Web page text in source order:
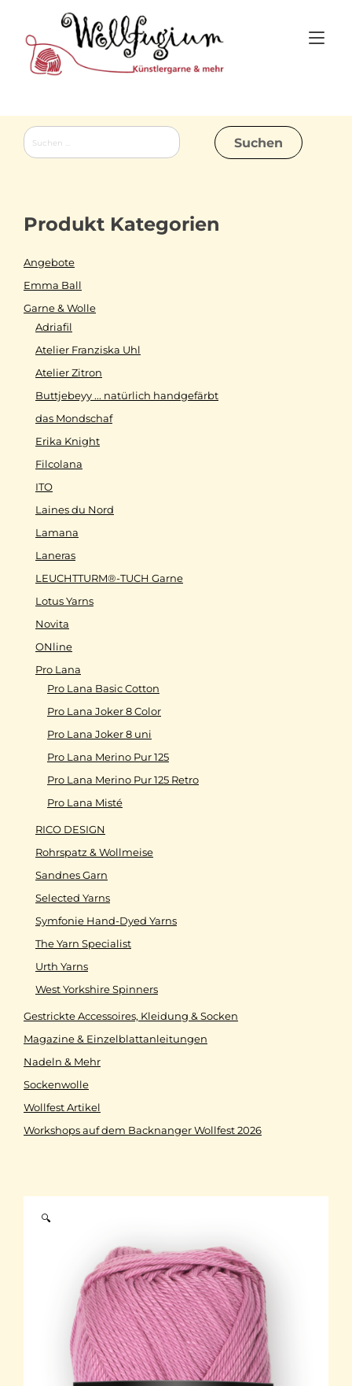
content
🔍
Suchen
nach:
Produkt Kategorien
Angebote
Emma Ball
Garne & Wolle
Adriafil
Atelier Franziska Uhl
Atelier Zitron
Buttjebeyy ... natürlich handgefärbt
das Mondschaf
Erika Knight
Filcolana
ITO
Laines du Nord
Lamana
Laneras
LEUCHTTURM®-TUCH Garne
Lotus Yarns
Novita
ONline
Pro Lana
Pro Lana Basic Cotton
Pro Lana Joker 8 Color
Pro Lana Joker 8 uni
Pro Lana Merino Pur 125
Pro Lana Merino Pur 125 Retro
Pro Lana Misté
RICO DESIGN
Rohrspatz & Wollmeise
Sandnes Garn
Selected Yarns
Symfonie Hand-Dyed Yarns
The Yarn Specialist
Urth Yarns
West Yorkshire Spinners
Gestrickte Accessoires, Kleidung & Socken
Magazine & Einzelblattanleitungen
Nadeln & Mehr
Sockenwolle
Wollfest Artikel
Workshops auf dem Backnanger Wollfest 2026